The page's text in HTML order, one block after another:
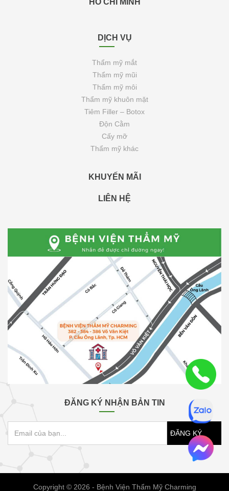
HỒ CHÍ MINH
DỊCH VỤ
Thẩm mỹ mắt
Thẩm mỹ mũi
Thẩm mỹ môi
Thẩm mỹ khuôn mặt
Tiêm Filler – Botox
Độn Cằm
Cấy mỡ
Thẩm mỹ khác
KHUYẾN MÃI
LIÊN HỆ
ĐĂNG KÝ NHẬN BẢN TIN
ĐĂNG KÝ
Copyright © 2026 - Bệnh Viện Thẩm Mỹ Charming